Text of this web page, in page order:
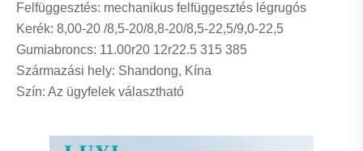
Felfüggesztés: mechanikus felfüggesztés légrugós
Kerék: 8,00-20 /8,5-20/8,8-20/8,5-22,5/9,0-22,5
Gumiabroncs: 11.00r20 12r22.5 315 385
Származási hely: Shandong, Kína
Szín: Az ügyfelek választható